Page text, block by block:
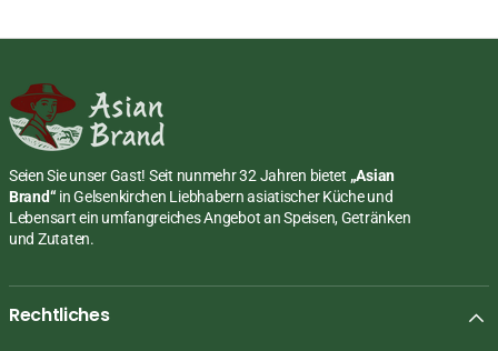
Seien Sie unser Gast! Seit nunmehr 32 Jahren bietet „Asian
Brand“ in Gelsenkirchen Liebhabern asiatischer Küche und
Lebensart ein umfangreiches Angebot an Speisen, Getränken
und Zutaten.
Rechtliches